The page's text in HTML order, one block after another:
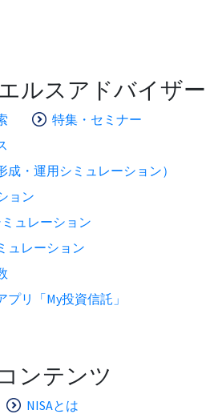
ルスアドバイザー
特集・セミナー
成・運用シミュレーション）
ョン
ュレーション
ュレーション
リ「My投資信託」
ンテンツ
NISAとは